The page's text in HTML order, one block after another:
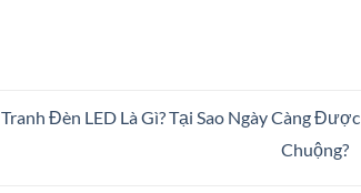
Tranh Đèn LED Là Gì? Tại Sao Ngày Càng
Chuộng?